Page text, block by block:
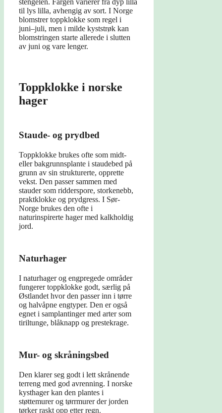
stengelen. Fargen varierer fra dyp lilla
til lys lilla, avhengig av sort. I Norge
blomstrer toppklokke som regel i
juni–juli, men i milde kyststrøk kan
blomstringen starte allerede i slutten
av juni og vare lenger.
Toppklokke i norske
hager
Staude- og prydbed
Toppklokke brukes ofte som midt-
eller bakgrunnsplante i staudebed på
grunn av sin strukturerte, opprette
vekst. Den passer sammen med
stauder som ridderspore, storkenebb,
praktklokke og prydgress. I Sør-
Norge brukes den ofte i
naturinspirerte hager med kalkholdig
jord.
Naturhager
I naturhager og engpregede områder
fungerer toppklokke godt, særlig på
Østlandet hvor den passer inn i tørre
og halvåpne engtyper. Den er også
egnet i samplantinger med arter som
tiriltunge, blåknapp og prestekrage.
Mur- og skråningsbed
Den klarer seg godt i lett skrånende
terreng med god avrenning. I norske
kysthager kan den plantes i
støttemurer og tørrmurer der jorden
tørker raskt opp etter regn.